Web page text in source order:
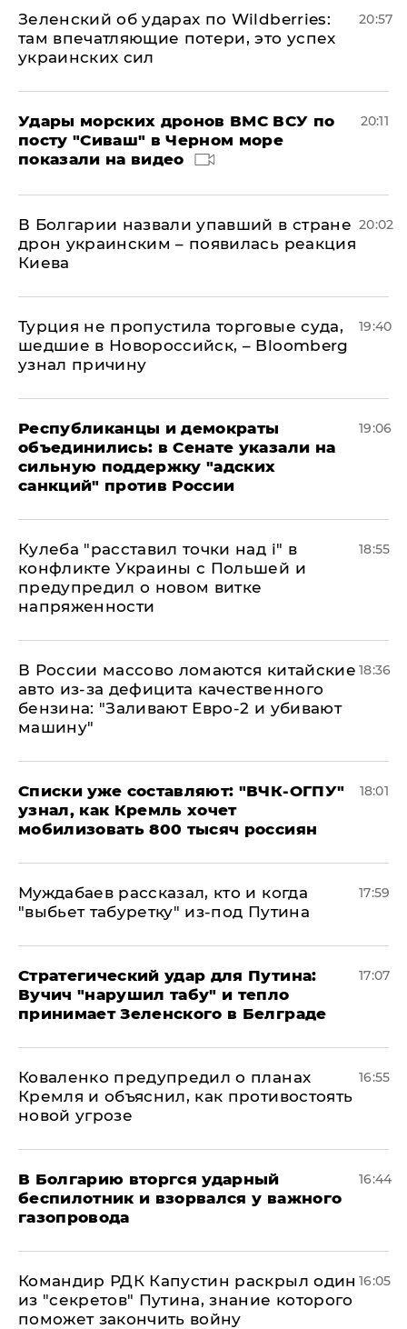
Зеленский об ударах по Wildberries:
там впечатляющие потери, это успех
украинских сил
20:57
Удары морских дронов ВМС ВСУ по
посту "Сиваш" в Черном море
показали на видео
20:11
В Болгарии назвали упавший в стране
дрон украинским – появилась реакция
Киева
20:02
Турция не пропустила торговые суда,
шедшие в Новороссийск, – Bloomberg
узнал причину
19:40
Республиканцы и демократы
объединились: в Сенате указали на
сильную поддержку "адских
санкций" против России
19:06
Кулеба "расставил точки над і" в
конфликте Украины с Польшей и
предупредил о новом витке
напряженности
18:55
В России массово ломаются китайские
авто из-за дефицита качественного
бензина: "Заливают Евро-2 и убивают
машину"
18:36
Списки уже составляют: "ВЧК-ОГПУ"
узнал, как Кремль хочет
мобилизовать 800 тысяч россиян
18:01
Муждабаев рассказал, кто и когда
"выбьет табуретку" из-под Путина
17:59
Стратегический удар для Путина:
Вучич "нарушил табу" и тепло
принимает Зеленского в Белграде
17:07
Коваленко предупредил о планах
Кремля и объяснил, как противостоять
новой угрозе
16:55
В Болгарию вторгся ударный
беспилотник и взорвался у важного
газопровода
16:44
Командир РДК Капустин раскрыл один
из "секретов" Путина, знание которого
поможет закончить войну
16:05